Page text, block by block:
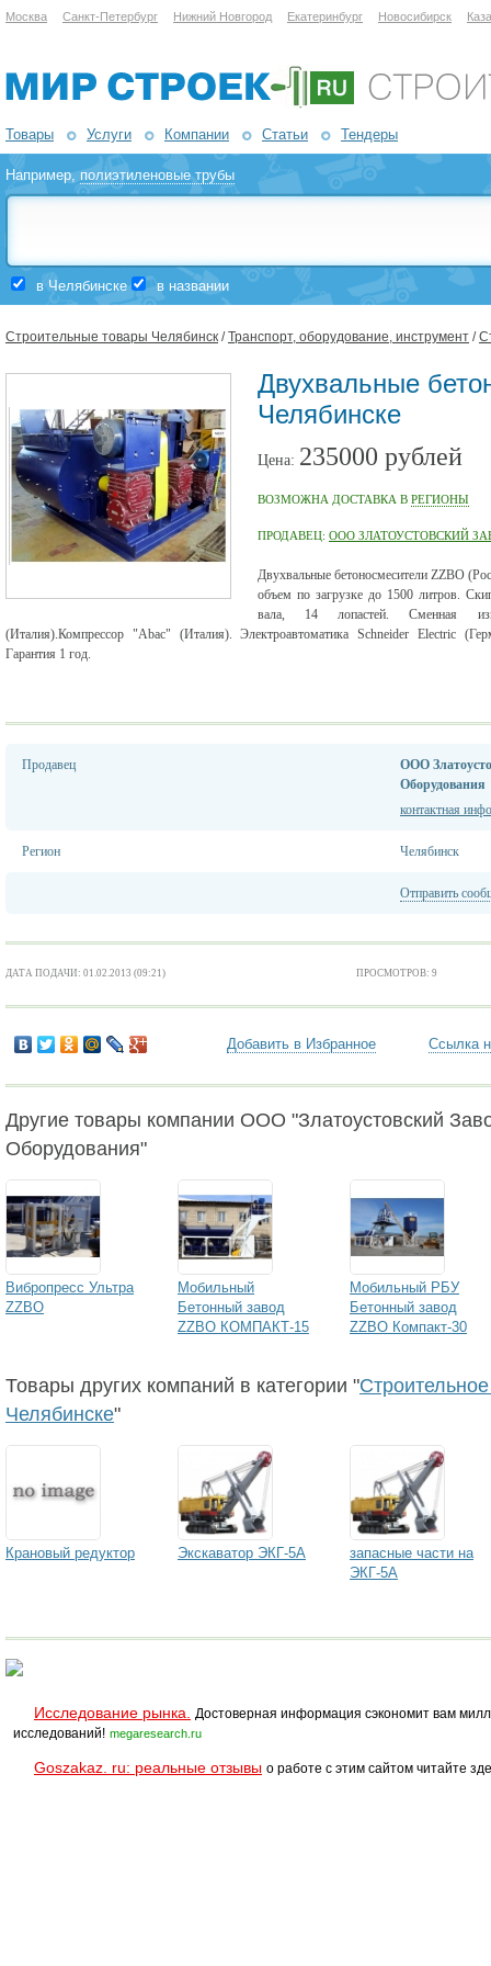
Москва Санкт-Петербург Нижний Новгород Екатеринбург Новосибирск
Товары Услуги Компании Статьи Тендеры
Например,полиэтиленовые трубы
в Челябинске в названии
Строительные товары Челябинск /Транспорт, оборудование, инструмент /
Двухвальные
Челябинске
Цена: 235000 рублей
ВОЗМОЖНА ДОСТАВКА В РЕГИОНЫ
ПРОДАВЕЦ: ООО ЗЛАТОУСТОВСКИЙ
Двухвальные бетоносмесители ZZBO
объем по загрузке до 1500 литров.
вала, 14 лопастей. Сменная
(Италия).Компрессор "Abac" (Италия). Электроавтоматика Schneider Electric
Гарантия 1 год.
Продавец
ООО
Оборудования
контактная
Регион Челябинск
Отправить
ДАТА ПОДАЧИ: 01.02.2013 (09:21) ПРОСМОТРОВ: 9
Добавить в Избранное Ссылка
Другие товары компании ООО "Златоустовский
Оборудования"
Вибропресс Ультра
ZZBO
Мобильный
Бетонный завод
ZZBO КОМПАКТ-15
Мобильный РБУ
Бетонный завод
ZZBO Компакт-30
Товары других компаний в категории "
Челябинске"
Крановый редуктор Экскаватор ЭКГ-5А
запасные части на
ЭКГ-5А
Исследование рынка.
Достоверная информация сэкономит вам
исследований! megaresearch.ru
Goszakaz. ru: реальные отзывы о работе с этим сайтом читайте